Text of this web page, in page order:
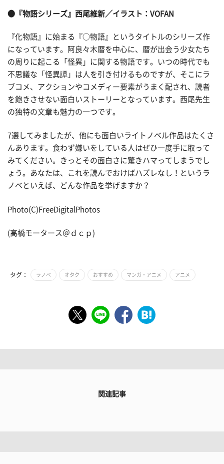
●『物語シリーズ』西尾維新／イラスト：VOFAN
『化物語』に始まる『○物語』というタイトルのシリーズ作
になっています。阿良々木暦を中心に、暦が出会う少女たち
の周りに起こる「怪異」に関する物語です。いつの時代でも
不思議な「怪異譚」は人を引き付けるものですが、そこにラ
ブコメ、アクションやコメディー要素がうまく配され、読者
を飽きさせない面白いストーリーとなっています。西尾先生
の独特の文章も魅力の一つです。
7選してみましたが、他にも面白いライトノベル作品はたくさ
んあります。食わず嫌いをしている人はぜひ一度手に取って
みてください。きっとその面白さに驚きハマってしまうでし
ょう。あなたは、これを読んでおけばハズレなし！というラ
ノベといえば、どんな作品を挙げますか？
Photo(C)FreeDigitalPhotos
(高橋モータース＠ｄｃｐ)
タグ： ラノベ オタク おすすめ マンガ・アニメ アニメ
関連記事